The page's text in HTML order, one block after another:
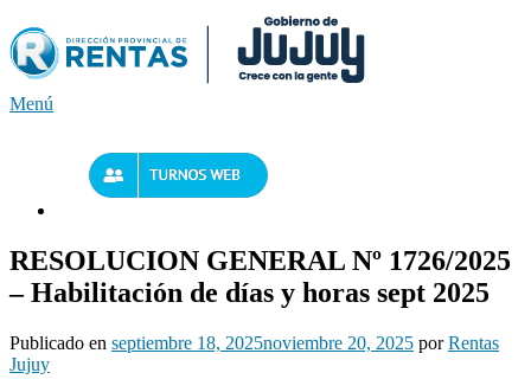
al
contenido
Menú
RESOLUCION GENERAL Nº 1726/2025
– Habilitación de días y horas sept 2025
Publicado en septiembre 18, 2025noviembre 20, 2025 porRentas
Jujuy